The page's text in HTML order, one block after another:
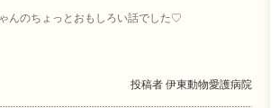
んのちょっとおもしろい話でした♡
投稿者 伊東動物愛護病院